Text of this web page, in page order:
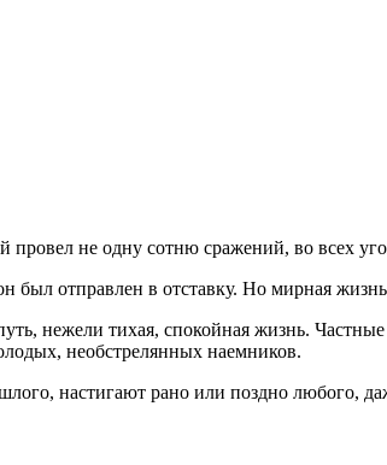
не одну сотню сражений, во всех
был отправлен в отставку. Но мирная
нежели тихая, спокойная жизнь.
необстрелянных наемников.
настигают рано или поздно любого,